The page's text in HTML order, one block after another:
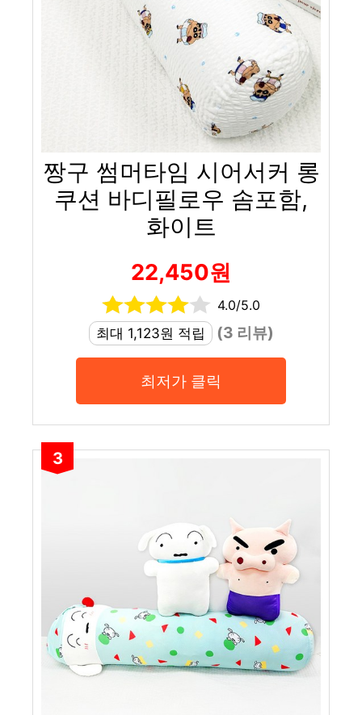
짱구 썸머타임 시어서커 롱
쿠션 바디필로우 솜포함,
화이트
22,450원
4.0/5.0
최대 1,123원 적립
(3 리뷰)
최저가 클릭
3